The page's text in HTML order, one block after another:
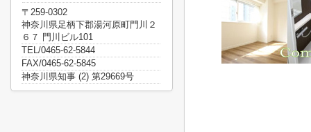
〒259-0302
神奈川県足柄下郡湯河原町門川２
６７ 門川ビル101
TEL/0465-62-5844
FAX/0465-62-5845
神奈川県知事 (2) 第29669号